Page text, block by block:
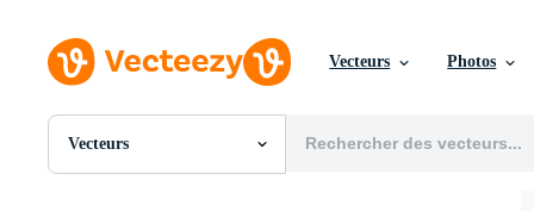
Vecteurs Photos
Vecteurs
Toutes Images